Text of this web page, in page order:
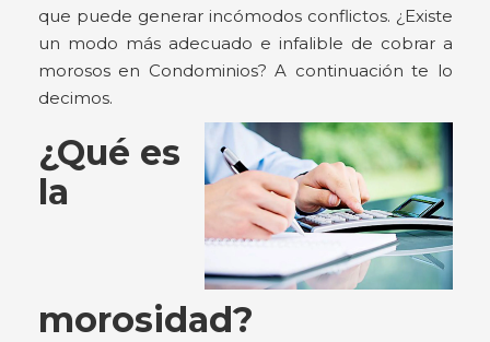
que puede generar incómodos conflictos. ¿Existe
un modo más adecuado e infalible de cobrar a
morosos en Condominios? A continuación te lo
decimos.
¿Qué es
la
morosidad?